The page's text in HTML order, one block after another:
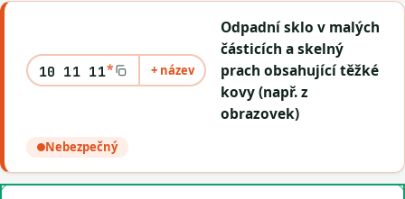
10 11 11* + název
Odpadní sklo v malých
částicích a skelný
prach obsahující těžké
kovy (např. z
obrazovek)
Nebezpečný